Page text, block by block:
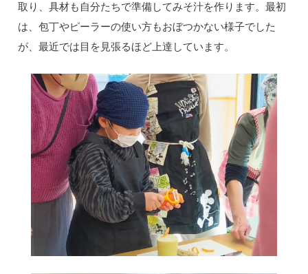
取り、具材も自分たちで準備してみそ汁を作ります。最初
は、包丁やピーラーの使い方もおぼつかない様子でした
が、最近では目を見張るほど上達しています。